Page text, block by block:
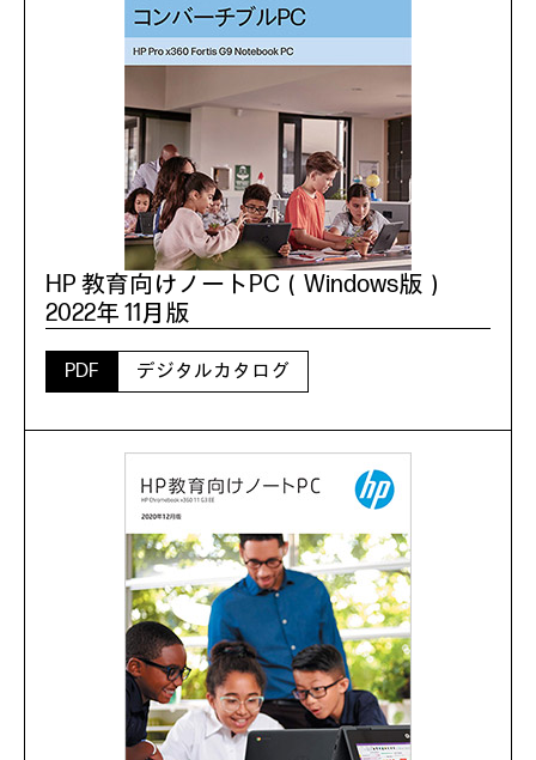
HP 教育向けノートPC（Windows版）
2022年 11月版
PDF デジタルカタログ